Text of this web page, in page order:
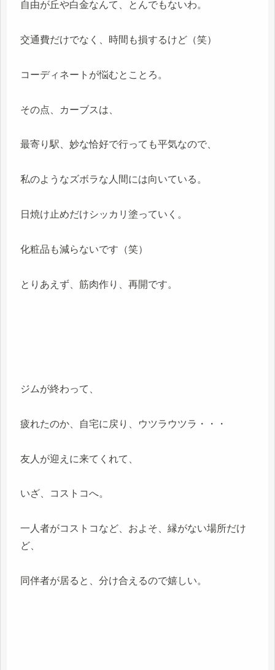
自由が丘や白金なんて、とんでもないわ。
交通費だけでなく、時間も損するけど（笑）
コーディネートが悩むとことろ。
その点、カーブスは、
最寄り駅、妙な恰好で行っても平気なので、
私のようなズボラな人間には向いている。
日焼け止めだけシッカリ塗っていく。
化粧品も減らないです（笑）
とりあえず、筋肉作り、再開です。
ジムが終わって、
疲れたのか、自宅に戻り、ウツラウツラ・・・
友人が迎えに来てくれて、
いざ、コストコへ。
一人者がコストコなど、およそ、縁がない場所だけ
ど、
同伴者が居ると、分け合えるので嬉しい。